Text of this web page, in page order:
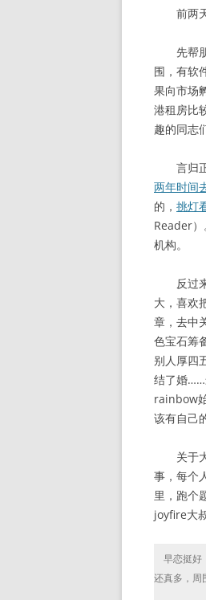
前两
先帮朋
围，有软
果向市场
港租房比
趣的同志
言归正
两年时间
的， 挑灯
Reader
机构。
反过来
大，喜欢
章，去中
色宝石筹
别人厚四
结了婚……
rainbow
该有自己
关于大
事，每个
里，跑个
joyfire大
早恋挺好
还真多，周